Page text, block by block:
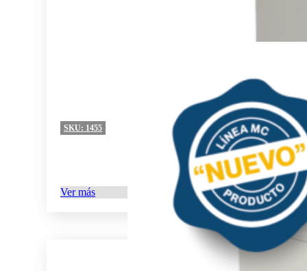
SKU: 1455
Ver más